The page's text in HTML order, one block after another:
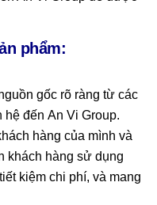
phẩm:
gốc rõ ràng từ các
hệ đến An Vi Group.
hàng của mình và
khách hàng sử dụng
kiệm chi phí, và mang